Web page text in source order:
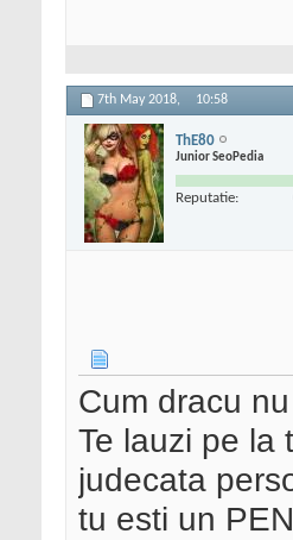
7th May 2018, 10:58
ThE80
Junior SeoPedia
Reputatie:
Cum dracu
Te lauzi pe la
judecata
tu esti un